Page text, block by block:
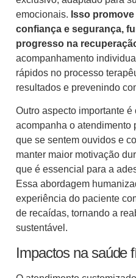
emocionais. Isso
confiança e segurança,
progresso na
acompanhamento
rápidos no processo
resultados e prevenindo
Outro aspecto importante
acompanha o atendimento
que se sentem ouvidos e
manter maior motivação
que é essencial para a
Essa abordagem
experiência do paciente
de recaídas, tornando a
sustentável.
Impactos na saúde